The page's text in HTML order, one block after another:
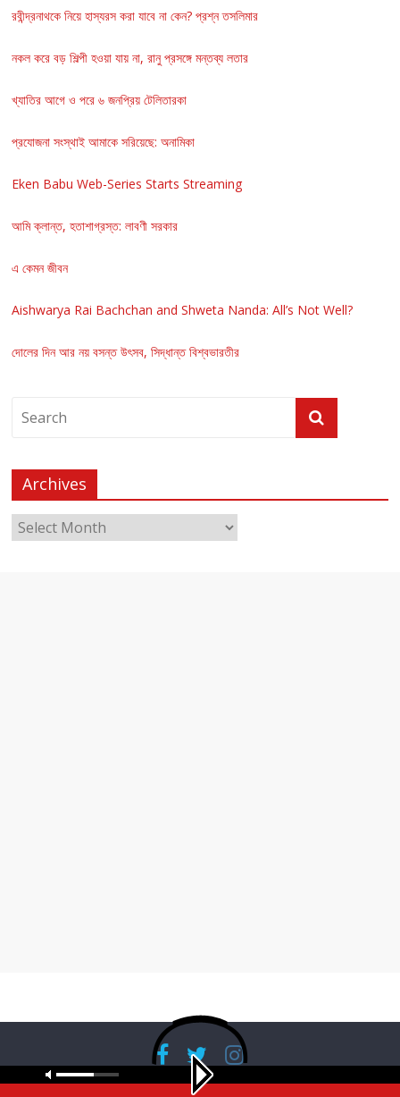
রবীন্দ্রনাথকে নিয়ে হাস্যরস করা যাবে না কেন? প্রশ্ন তসলিমার
নকল করে বড় শিল্পী হওয়া যায় না, রানু প্রসঙ্গে মন্তব্য লতার
খ্যাতির আগে ও পরে ৬ জনপ্রিয় টেলিতারকা
প্রযোজনা সংস্থাই আমাকে সরিয়েছে: অনামিকা
Eken Babu Web-Series Starts Streaming
আমি ক্লান্ত, হতাশাগ্রস্ত: লাবণী সরকার
এ কেমন জীবন
Aishwarya Rai Bachchan and Shweta Nanda: All’s Not Well?
দোলের দিন আর নয় বসন্ত উৎসব, সিদ্ধান্ত বিশ্বভারতীর
Archives
Copyright © 2026RadioBanglaNet. All rights reserved.